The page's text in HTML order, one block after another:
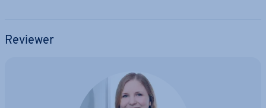
Reviewer